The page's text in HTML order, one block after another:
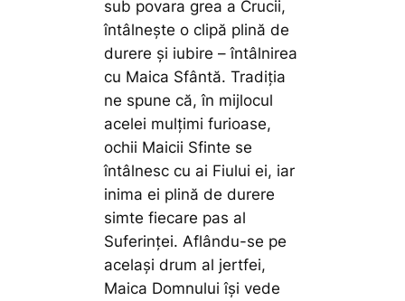
sub povara grea a Crucii,
întâlnește o clipă plină de
durere și iubire – întâlnirea
cu Maica Sfântă. Tradiția
ne spune că, în mijlocul
acelei mulțimi furioase,
ochii Maicii Sfinte se
întâlnesc cu ai Fiului ei, iar
inima ei plină de durere
simte fiecare pas al
Suferinței. Aflându-se pe
același drum al jertfei,
Maica Domnului își vede